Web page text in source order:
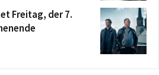
Freitag, der 7.